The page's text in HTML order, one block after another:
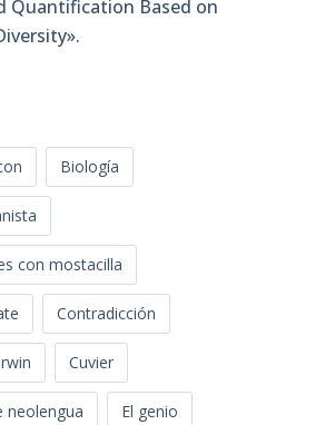
Quantification Based on
Biología
con mostacilla
Contradicción
Cuvier
neolengua El genio